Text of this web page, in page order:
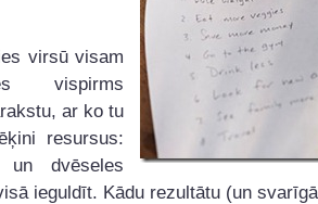
virsū visam
vispirms
ar ko tu
resursus:
dvēseles
ieguldīt. Kādu rezultātu (un